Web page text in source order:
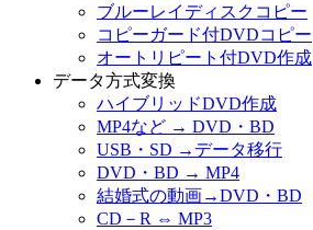
ブルーレイディスクコピー
コピーガード付DVDコピー
オートリピート付DVD作成
データ方式変換
ハイブリッドDVD作成
MP4など → DVD・BD
USB・SD →データ移行
DVD・BD → MP4
結婚式の動画→DVD・BD
CD－R ⇔ MP3